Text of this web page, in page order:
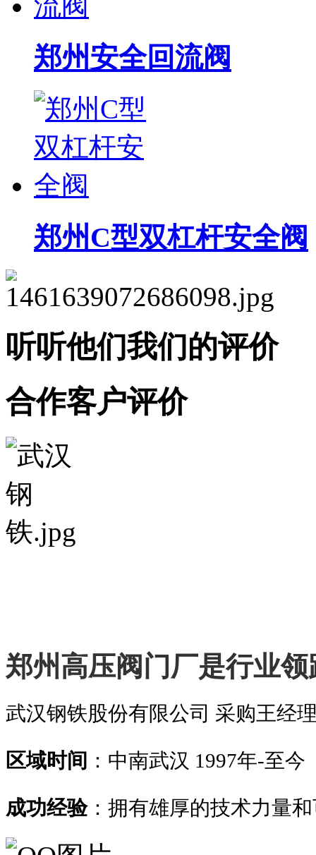
郑州安全回流阀
郑州C型双杠杆安全阀
听听他们我们的评价
合作客户评价
郑州高压阀门厂是行业领
武汉钢铁股份有限公司 采购王经
区域时间 ：中南武汉 1997年-至今
成功经验：拥有雄厚的技术力量